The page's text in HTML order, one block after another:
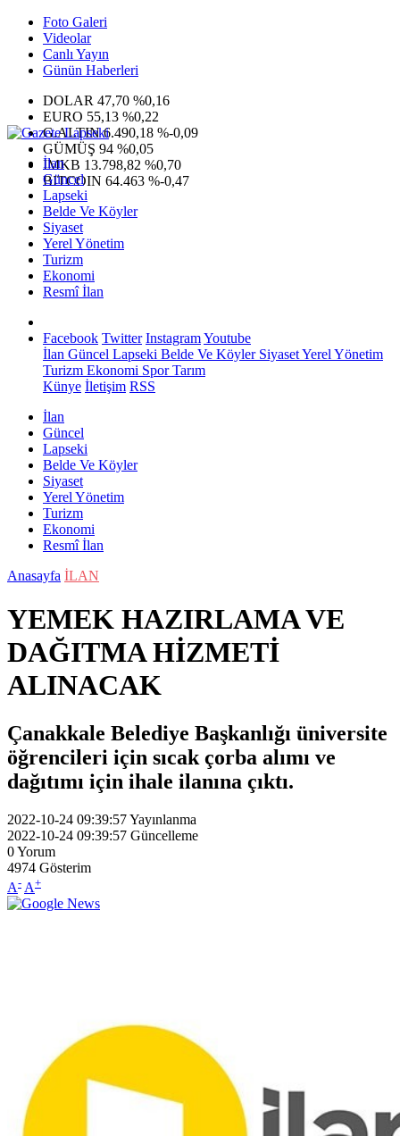
Foto Galeri
Videolar
Canlı Yayın
Günün Haberleri
DOLAR 47,70 %0,16
EURO 55,13 %0,22
G.ALTIN6.490,18 %-0,09
GÜMÜŞ 94 %0,05
IMKB 13.798,82 %0,70
BITCOIN 64.463 %-0,47
İlan
Güncel
Lapseki
Belde Ve Köyler
Siyaset
Yerel Yönetim
Turizm
Ekonomi
Resmî İlan
Facebook Twitter InstagramYoutube
İlan Güncel Lapseki Belde Ve KöylerSiyasetYerel Yönetim
Turizm Ekonomi SporTarım
Künye İletişim RSS
İlan
Güncel
Lapseki
Belde Ve Köyler
Siyaset
Yerel Yönetim
Turizm
Ekonomi
Resmî İlan
Anasayfa İLAN
YEMEK HAZIRLAMA VE
DAĞITMA HİZMETİ
ALINACAK
Çanakkale Belediye Başkanlığı üniversite
öğrencileri için sıcak çorba alımı ve
dağıtımı için ihale ilanına çıktı.
2022-10-24 09:39:57Yayınlanma
2022-10-24 09:39:57 Güncelleme
0Yorum
4974 Gösterim
A- A+